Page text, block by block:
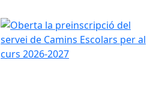
Oberta la preinscripció del servei